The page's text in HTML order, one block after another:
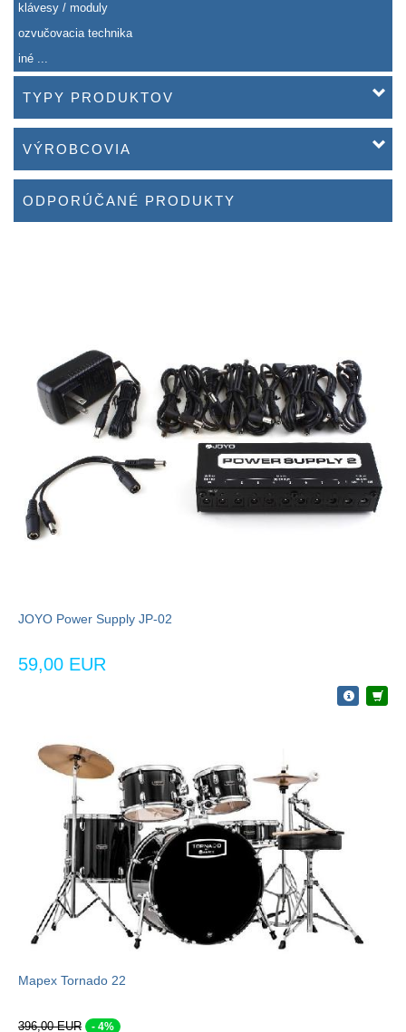
klávesy / moduly
ozvučovacia technika
iné ...
TYPY PRODUKTOV
VÝROBCOVIA
ODPORÚČANÉ PRODUKTY
JOYO Power Supply JP-02
59,00 EUR
Mapex Tornado 22
396,00 EUR - 4%